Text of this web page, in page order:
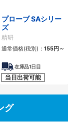
プローブ SAシリー
ズ
精研
通常価格(税別)： 155円 ～
在庫品1日目
当日出荷可能
グ